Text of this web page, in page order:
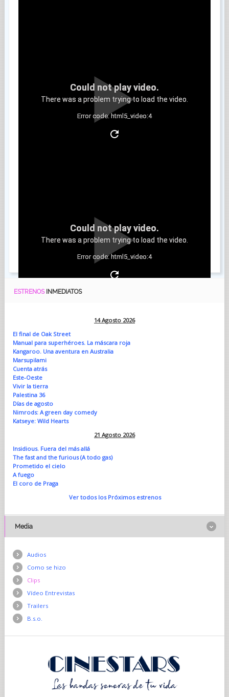
Could not play video.
There was a problem trying to load the video.
Error code: html5_video:4
Could not play video.
There was a problem trying to load the video.
Error code: html5_video:4
ESTRENOS INMEDIATOS
14 Agosto 2026
El final de Oak Street
Manual para superhéroes. La máscara roja
Kangaroo. Una aventura en Australia
Marsupilami
Cuenta atrás
Este-Oeste
Vivir la tierra
Palestina 36
Días de agosto
Nimrods: A green day comedy
Katseye: Wild Hearts
21 Agosto 2026
Insidious. Fuera del más allá
The fast and the furious (A todo gas)
Prometido el cielo
A fuego
El coro de Praga
Ver todos los Próximos estrenos
Media
Audios
Como se hizo
Clips
Vídeo Entrevistas
Trailers
B.s.o.